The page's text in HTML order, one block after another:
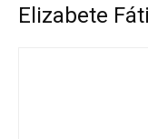
Elizabete